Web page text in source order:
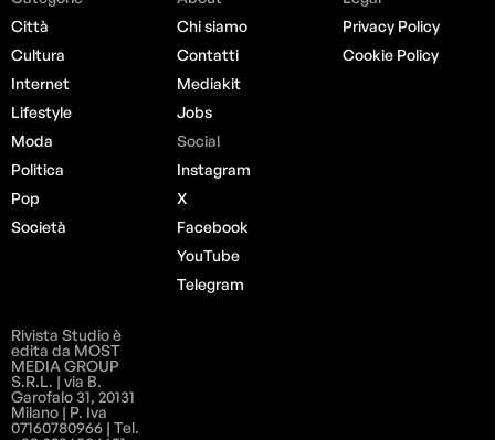
Città
Cultura
Internet
Lifestyle
Moda
Politica
Pop
Società
Chi siamo
Contatti
Mediakit
Jobs
Social
Instagram
X
Facebook
YouTube
Telegram
Privacy Policy
Cookie Policy
Rivista Studio è
edita da MOST
MEDIA GROUP
S.R.L. | via B.
Garofalo 31, 20131
Milano | P. Iva
07160780966 | Tel.